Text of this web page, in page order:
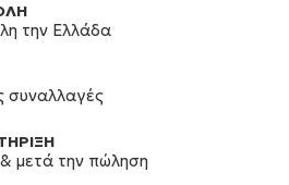
την Ελλάδα
συναλλαγές
μετά την πώληση